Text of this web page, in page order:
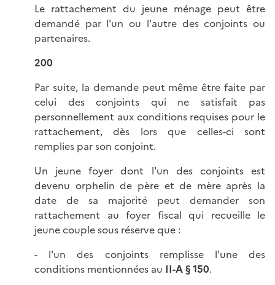
Le rattachement du jeune ménage peut être
demandé par l'un ou l'autre des conjoints ou
partenaires.
200
Par suite, la demande peut même être faite par
celui des conjoints qui ne satisfait pas
personnellement aux conditions requises pour le
rattachement, dès lors que celles-ci sont
remplies par son conjoint.
Un jeune foyer dont l'un des conjoints est
devenu orphelin de père et de mère après la
date de sa majorité peut demander son
rattachement au foyer fiscal qui recueille le
jeune couple sous réserve que :
- l'un des conjoints remplisse l'une des
conditions mentionnées au II-A § 150.